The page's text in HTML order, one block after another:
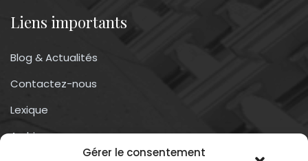
Gérer le consentement
Liens importants
Blog & Actualités
Contactez-nous
Lexique
Archives